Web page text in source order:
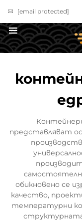
[email protected]
представляват
обикновено се
качество,
температурни